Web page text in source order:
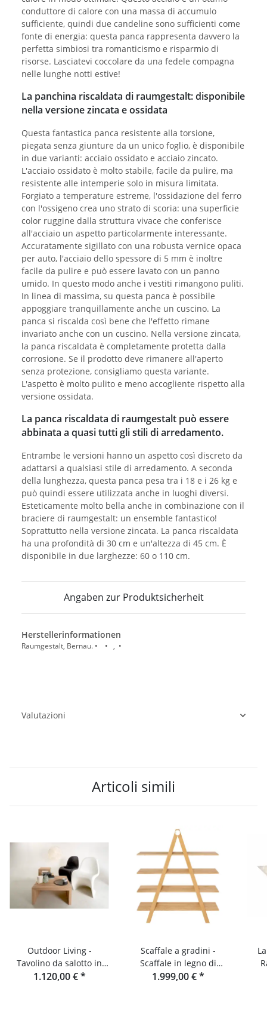
conduttore di calore con una massa di accumulo
sufficiente, quindi due candeline sono sufficienti come
fonte di energia: questa panca rappresenta davvero la
perfetta simbiosi tra romanticismo e risparmio di
risorse. Lasciatevi coccolare da una fedele compagna
nelle lunghe notti estive!
La panchina riscaldata di raumgestalt: disponibile
nella versione zincata e ossidata
Questa fantastica panca resistente alla torsione,
piegata senza giunture da un unico foglio, è disponibile
in due varianti: acciaio ossidato e acciaio zincato.
L'acciaio ossidato è molto stabile, facile da pulire, ma
resistente alle intemperie solo in misura limitata.
Forgiato a temperature estreme, l'ossidazione del ferro
con l'ossigeno crea uno strato di scoria: una superficie
color ruggine dalla struttura vivace che conferisce
all'acciaio un aspetto particolarmente interessante.
Accuratamente sigillato con una robusta vernice opaca
per auto, l'acciaio dello spessore di 5 mm è inoltre
facile da pulire e può essere lavato con un panno
umido. In questo modo anche i vestiti rimangono puliti.
In linea di massima, su questa panca è possibile
appoggiare tranquillamente anche un cuscino. La
panca si riscalda così bene che l'effetto rimane
invariato anche con un cuscino. Nella versione zincata,
la panca riscaldata è completamente protetta dalla
corrosione. Se il prodotto deve rimanere all'aperto
senza protezione, consigliamo questa variante.
L'aspetto è molto pulito e meno accogliente rispetto alla
versione ossidata.
La panca riscaldata di raumgestalt può essere
abbinata a quasi tutti gli stili di arredamento.
Entrambe le versioni hanno un aspetto così discreto da
adattarsi a qualsiasi stile di arredamento. A seconda
della lunghezza, questa panca pesa tra i 18 e i 26 kg e
può quindi essere utilizzata anche in luoghi diversi.
Esteticamente molto bella anche in combinazione con il
braciere di raumgestalt: un ensemble fantastico!
Soprattutto nella versione zincata. La panca riscaldata
ha una profondità di 30 cm e un'altezza di 45 cm. È
disponibile in due larghezze: 60 o 110 cm.
Angaben zur Produktsicherheit
Herstellerinformationen
Raumgestalt, Bernau. • • , •
Valutazioni
Articoli simili
Outdoor Living -
Tavolino da salotto in
lamelle di legno - Abete
1.120,00 €*
Scaffale a gradini -
Scaffale in legno di
quercia di raumgestalt
1.999,00 €*